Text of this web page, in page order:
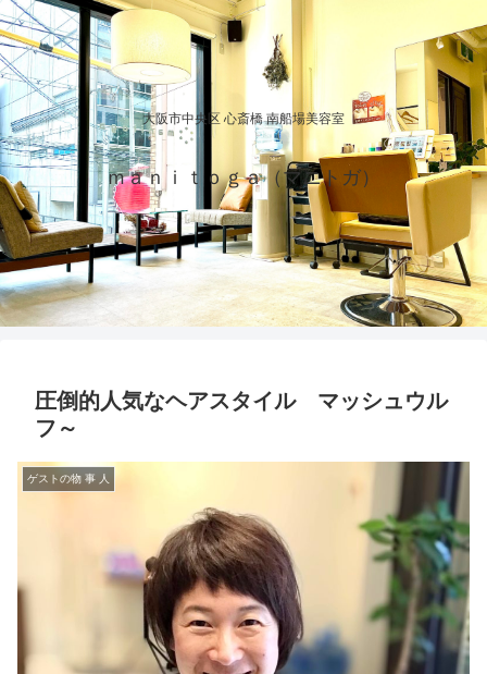
大阪市中央区 心斎橋 南船場美容室
ｍａｎｉｔｏｇａ（マニトガ）
圧倒的人気なヘアスタイル マッシュウル
フ～
ゲストの物 事 人